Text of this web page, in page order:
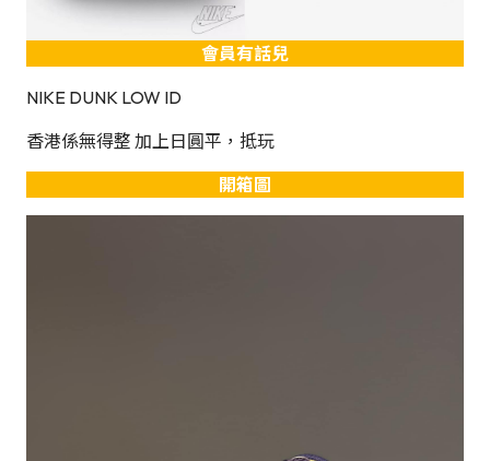
會員有話兒
NIKE DUNK LOW ID
香港係無得整 加上日圓平，抵玩
開箱圖